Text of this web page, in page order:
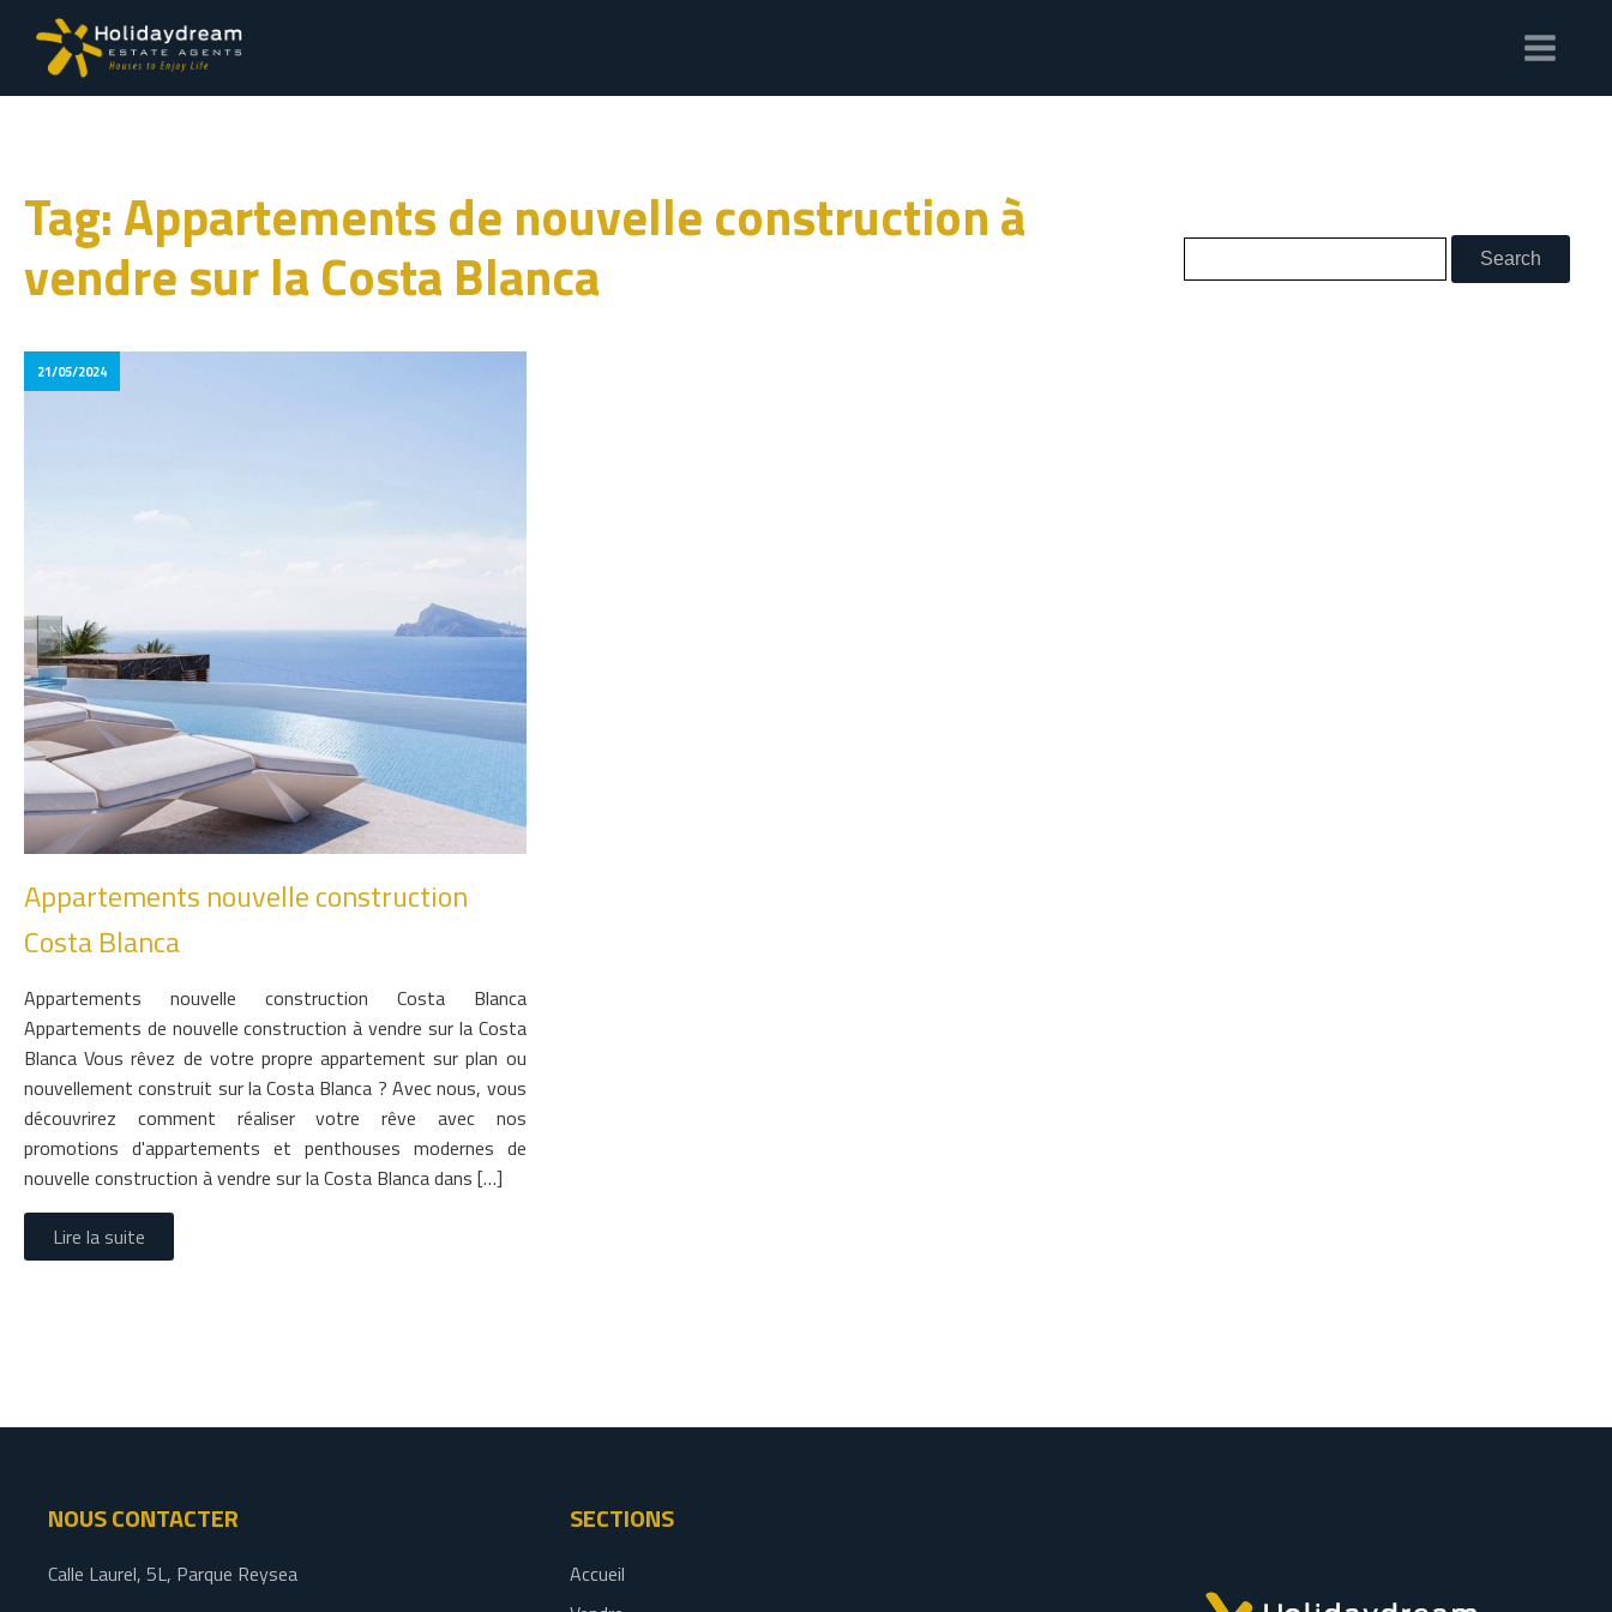
Tag: Appartements de nouvelle construction à
vendre sur la Costa Blanca
21/05/2024
Appartements nouvelle construction
Costa Blanca
Appartements nouvelle construction Costa Blanca
Appartements de nouvelle construction à vendre sur la Costa
Blanca Vous rêvez de votre propre appartement sur plan ou
nouvellement construit sur la Costa Blanca ? Avec nous, vous
découvrirez comment réaliser votre rêve avec nos
promotions d'appartements et penthouses modernes de
nouvelle construction à vendre sur la Costa Blanca dans […]
Lire la suite
NOUS CONTACTER
Calle Laurel, 5L, Parque Reysea
SECTIONS
Accueil